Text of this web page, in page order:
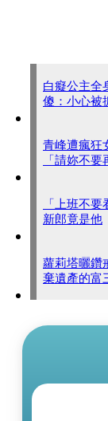
白癡公主
傻：小心被
青峰遭瘋
「請妳不要
「上班不
新郎竟是他
蘿莉塔曬
棄遺產的富